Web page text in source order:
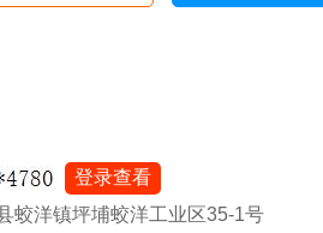
登录查看
蛟洋镇坪埔蛟洋工业区35-1号